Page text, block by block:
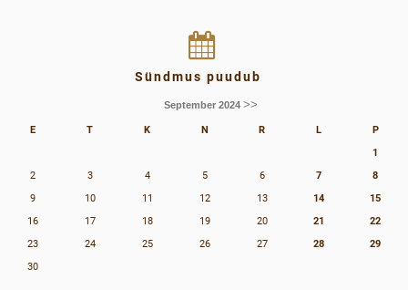
Sündmus puudub
September 2024 >>
E T K N R L
P
1
2
3 4 5 6 7
8
9
10 11 12 13 14
15
16
17 18 19 20 21
22
23
24 25 26 27 28
29
30